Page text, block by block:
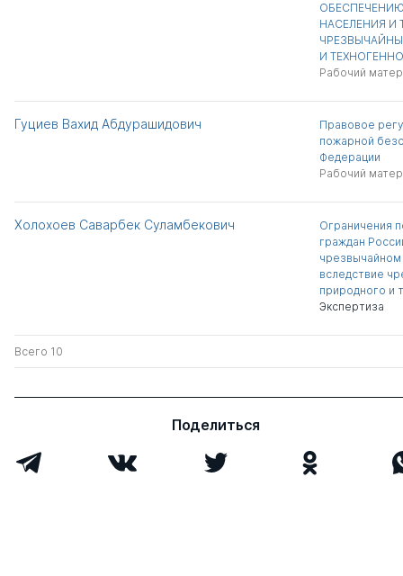
НАСЕЛЕНИЯ И
И
Рабочий
Гуциев Вахид Абдурашидович
Правовое
пожарной
Федерации
Рабочий
Холохоев Саварбек Суламбекович
Ограничения
граждан
вследствие
природного и
Экспертиза
Всего 10
Поделиться